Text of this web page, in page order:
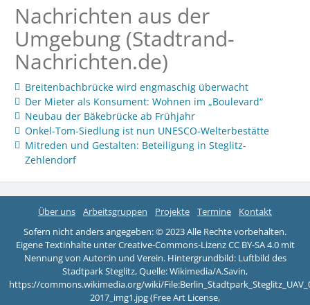
Nachrichten aus der
Umgebung (Stadtrand-
Nachrichten.de)
Breitenbachbrücke wird engmaschig überwacht
Der Mieter als Konsument: Wohnen im „Boulevard“
Neubau der Bäkebrücke ab Frühjahr
Onkel-Tom-Siedlung ist nun UNESCO-Welterbestätte
Mitreden und Gestalten: Beteiligung in Steglitz-
Zehlendorf
Über uns Arbeitsgruppen Projekte Termine
Kontakt
Sofern nicht anders angegeben: © 2023 Alle Rechte vorbehalten.
Eigene Textinhalte unter Creative-Commons-Lizenz CC BY-SA 4.0 mit
Nennung von Autor:in und Verein. Hintergrundbild: Luftbild des
Stadtpark Steglitz, Quelle: Wikimedia/A.Savin,
https://commons.wikimedia.org/wiki/
2017_img1.jpg (Free Art License,